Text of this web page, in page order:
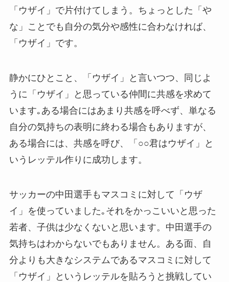
「ウザイ」で片付けてしまう。ちょっとした「や
な」ことでも自分の気分や感性に合わなければ、
「ウザイ」です。
静かにひとこと、「ウザイ」と言いつつ、同じよ
うに「ウザイ」と思っている仲間に共感を求めて
います｡ある場合にはあまり共感を呼べず、単なる
自分の気持ちの表明に終わる場合もありますが、
ある場合には、共感を呼び、「○○君はウザイ」と
いうレッテル作りに成功します。
サッカーの中田選手もマスコミに対して「ウザ
イ」を使っていました｡それをかっこいいと思った
若者、子供は少なくないと思います。中田選手の
気持ちはわからないでもありません。ある面、自
分よりも大きなシステムであるマスコミに対して
「ウザイ」というレッテルを貼ろうと挑戦してい